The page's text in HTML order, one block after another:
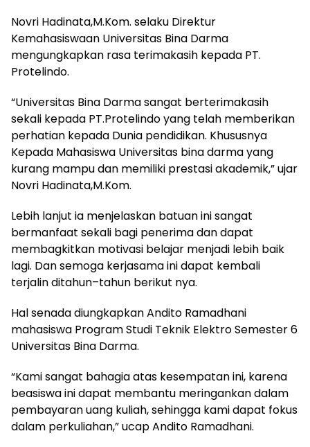
Novri Hadinata,M.Kom. selaku Direktur
Kemahasiswaan Universitas Bina Darma
mengungkapkan rasa terimakasih kepada PT.
Protelindo.
“Universitas Bina Darma sangat berterimakasih
sekali kepada PT.Protelindo yang telah memberikan
perhatian kepada Dunia pendidikan. Khususnya
Kepada Mahasiswa Universitas bina darma yang
kurang mampu dan memiliki prestasi akademik,” ujar
Novri Hadinata,M.Kom.
Lebih lanjut ia menjelaskan batuan ini sangat
bermanfaat sekali bagi penerima dan dapat
membagkitkan motivasi belajar menjadi lebih baik
lagi. Dan semoga kerjasama ini dapat kembali
terjalin ditahun–tahun berikut nya.
Hal senada diungkapkan Andito Ramadhani
mahasiswa Program Studi Teknik Elektro Semester 6
Universitas Bina Darma.
“Kami sangat bahagia atas kesempatan ini, karena
beasiswa ini dapat membantu meringankan dalam
pembayaran uang kuliah, sehingga kami dapat fokus
dalam perkuliahan,” ucap Andito Ramadhani.